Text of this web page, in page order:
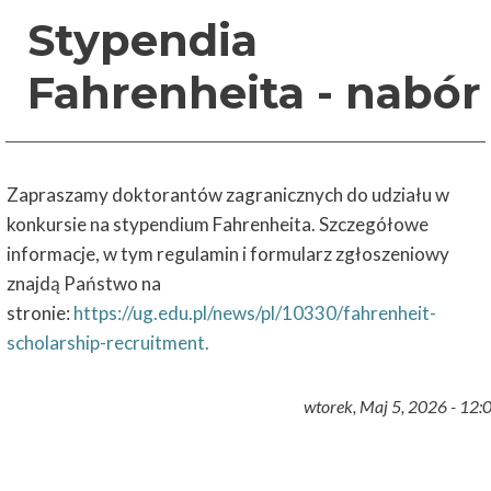
Stypendia
Fahrenheita - nabór
Zapraszamy doktorantów zagranicznych do udziału w
konkursie na stypendium Fahrenheita. Szczegółowe
informacje, w tym regulamin i formularz zgłoszeniowy
znajdą Państwo na
stronie: https://ug.edu.pl/news/pl/10330/fahrenheit-
scholarship-recruitment.
wtorek, Maj 5, 2026 -